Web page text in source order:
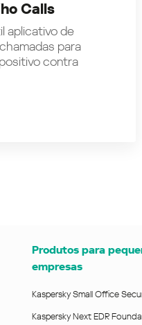
Calls
aplicativo de
para
contra
Produtos para
empresas
Kaspersky Small Office
Kaspersky Next EDR